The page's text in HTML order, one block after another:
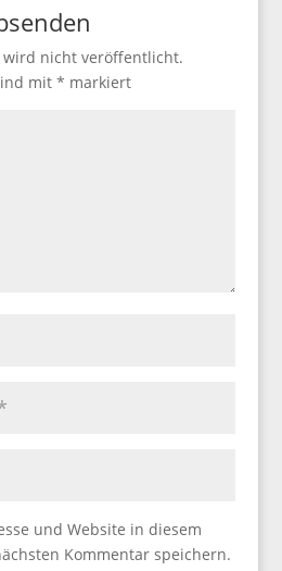
wird nicht veröffentlicht.
mit * markiert
und Website in diesem
Kommentar speichern.